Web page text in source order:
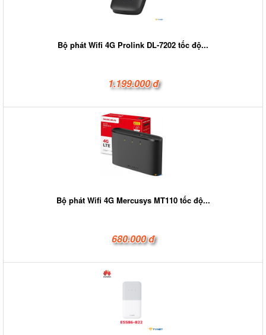
Bộ phát Wifi 4G Prolink DL-7202 tốc độ...
1.199.000 đ
Bộ phát Wifi 4G Mercusys MT110 tốc độ...
680.000 đ